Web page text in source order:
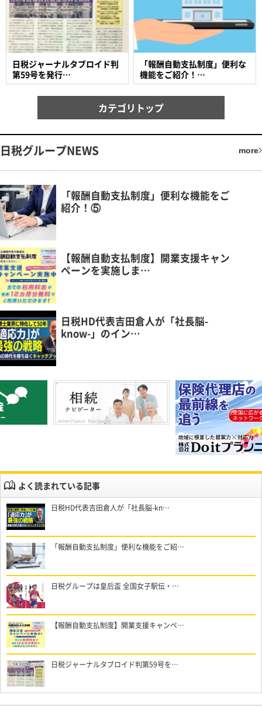
「報酬自動支払制度」便利な
機能をご紹介！…
日税ジャーナルタブロイド判
第59号を発行…
カテゴリトップ
日税グループNEWS more
「報酬自動支払制度」便利な機能をご
紹介！⑤
【報酬自動支払制度】開業支援キャン
ペーンを実施しま…
日税HD代表吉田倉人が「社長脳-
know-」のイン…
よく読まれている記事
日税HD代表吉田倉人が「社長脳-kn…
「報酬自動支払制度」便利な機能をご紹…
日税グループは皇后盃 全国女子駅伝・…
【報酬自動支払制度】開業支援キャンペ…
日税ジャーナルタブロイド判第59号を…